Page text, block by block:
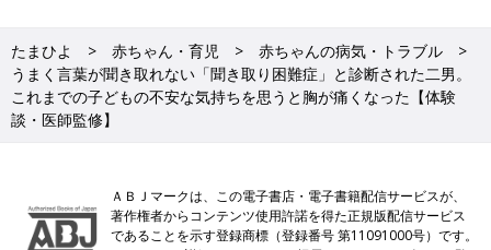
たまひよ 赤ちゃん・育児
赤ちゃんの病気・トラブル
うまく言葉が聞き取れない「聞き取り困難症」と診断された二男。
これまでの子どもの不安な気持ちを思うと胸が痛くなった【体験
談・医師監修】
ＡＢＪマークは、この電子書店・電子書籍配信サービスが、
著作権者からコンテンツ使用許諾を得た正規版配信サービス
であることを示す登録商標（登録番号 第11091000号）です。